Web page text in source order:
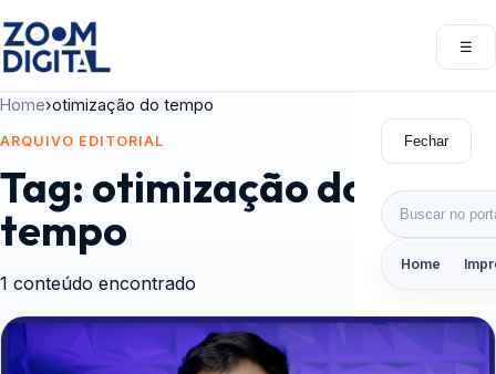
☰
Fechar
Buscar por:
Home
Home›otimização do tempo
ARQUIVO EDITORIAL
Tag: otimização do
tempo
1 conteúdo encontrado